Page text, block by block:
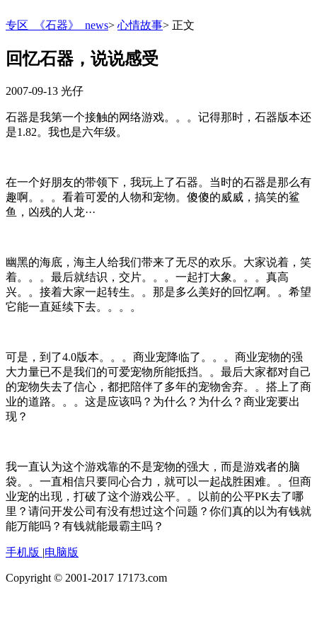
专区_《石器》_news> 心情故事> 正文
回忆石器，说说感受
2007-09-13 光仔
石器是我第一个接触的网络游戏。。。记得那时，石器版本还
是1.82。我也是六年级。
在一个好朋友的带领下，我玩上了石器。当时的石器是那么有
趣啊。。。看着可爱的人物和宠物。傻傻的威威，搞笑的鲨
鱼，凶残的人龙···
幽黑的海底，海主人给我们带来了无尽的欢乐。大家说着，笑
着。。。最后就结识，交片。。。一起打大象。。。真高
兴。。接着大家一起转生。。那是多么美好的回忆啊。。希望
它能一直延续下去。。。。
可是，到了4.0版本。。。商业宠降临了。。。商业宠物的强
大力量已不是我们的可爱宠物所能抵挡。。最后大家都对自己
的宠物失去了信心，都把陪伴了多年的宠物舍弃。。搭上了商
业的道路。。。这是应该吗？为什么？为什么？商业宠要出
现？
我一直认为这个游戏靠的不是宠物的强大，而是游戏者的脑
袋。。一直相信只要同心合力，就可以一起战胜困难。。但商
业宠的出现，打破了这个游戏公平。。以前的公平PK去了哪
里？请问开发公司有没有想过这个问题？你们真的以为有钱就
能万能吗？有钱就能最霸主吗？
手机版 |电脑版
Copyright © 2001-2017 17173.com